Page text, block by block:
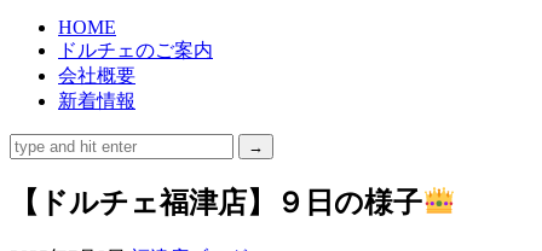
ロ
ン
ド
ル
HOME
ドルチェのご案内
会社概要
新着情報
【ドルチェ福津店】９日の様子